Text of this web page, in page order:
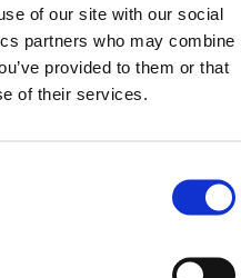
of our site with our social
partners who may combine
provided to them or that
of their services.
producten